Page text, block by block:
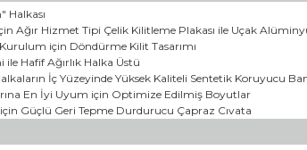
Halkası
Ağır Hizmet Tipi Çelik Kilitleme Plakası ile Uçak
Kurulum için Döndürme Kilit Tasarımı
Hafif Ağırlık Halka Üstü
İç Yüzeyinde Yüksek Kaliteli Sentetik Koruyucu
En İyi Uyum için Optimize Edilmiş Boyutlar
Güçlü Geri Tepme Durdurucu Çapraz Cıvata